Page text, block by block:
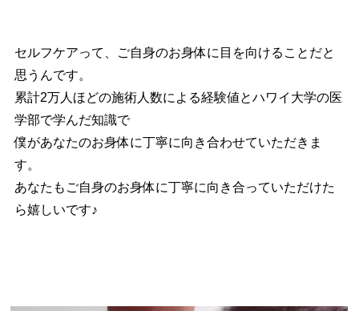
セルフケアって、ご自身のお身体に目を向けることだと
思うんです。
累計2万人ほどの施術人数による経験値とハワイ大学の医
学部で学んだ知識で
僕があなたのお身体に丁寧に向き合わせていただきま
す。
あなたもご自身のお身体に丁寧に向き合っていただけた
ら嬉しいです♪